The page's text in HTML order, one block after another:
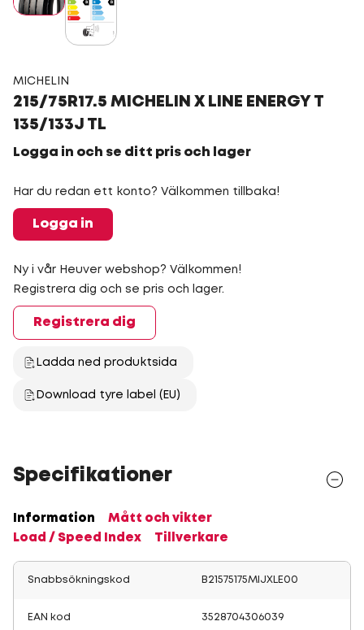
MICHELIN
215/75R17.5 MICHELIN X LINE ENERGY T
135/133J TL
Logga in och se ditt pris och lager
Har du redan ett konto? Välkommen tillbaka!
Logga in
Ny i vår Heuver webshop? Välkommen!
Registrera dig och se pris och lager.
Registrera dig
Ladda ned produktsida
Download tyre label (EU)
Specifikationer
Information
Mått och vikter
Load / Speed Index
Tillverkare
Snabbsökningskod B21575175MIJXLE00
EAN kod 3528704306039